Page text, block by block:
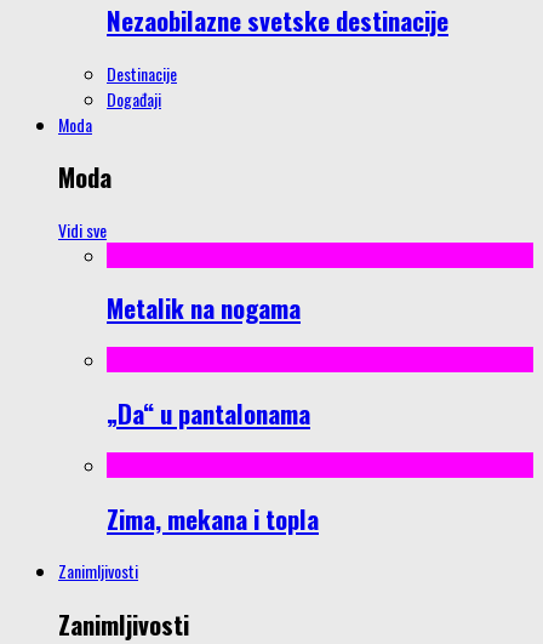
Nezaobilazne svetske destinacije
Destinacije
Događaji
Moda
Moda
Vidi sve
Metalik na nogama
„Da“ u pantalonama
Zima, mekana i topla
Zanimljivosti
Zanimljivosti